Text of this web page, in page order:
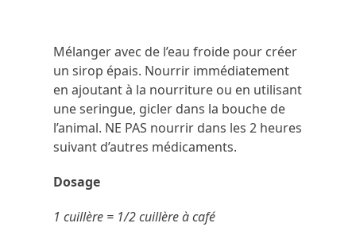
Mélanger avec de l’eau froide pour créer
un sirop épais. Nourrir immédiatement
en ajoutant à la nourriture ou en utilisant
une seringue, gicler dans la bouche de
l’animal. NE PAS nourrir dans les 2 heures
suivant d’autres médicaments.
Dosage
1 cuillère = 1/2 cuillère à café